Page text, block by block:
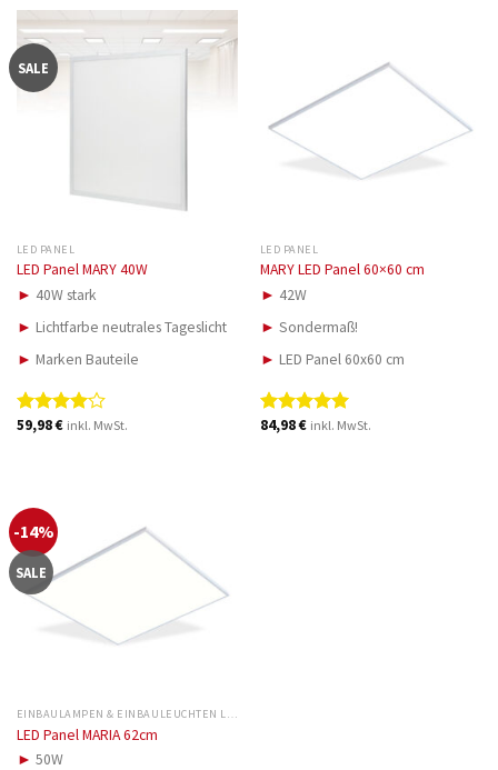
SALE
LED PANEL
LED Panel MARY 40W
► 40W stark
► Lichtfarbe neutrales Tageslicht
► Marken Bauteile
Bewertet
59,98€ inkl. MwSt.
LED PANEL
MARY LED Panel 60×60 cm
► 42W
► Sondermaß!
► LED Panel 60x60 cm
Bewertet
84,98€ inkl. MwSt.
-14%
SALE
EINBAULAMPEN & EINBAULEUCHTEN LED
LED Panel MARIA 62cm
► 50W